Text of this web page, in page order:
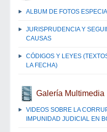
ALBUM DE FOTOS
JURISPRUDENCIA Y
CAUSAS
CÓDIGOS Y LEYES
LA FECHA)
Galería Multimedia
VIDEOS SOBRE LA
IMPUNIDAD JUDICIAL EN